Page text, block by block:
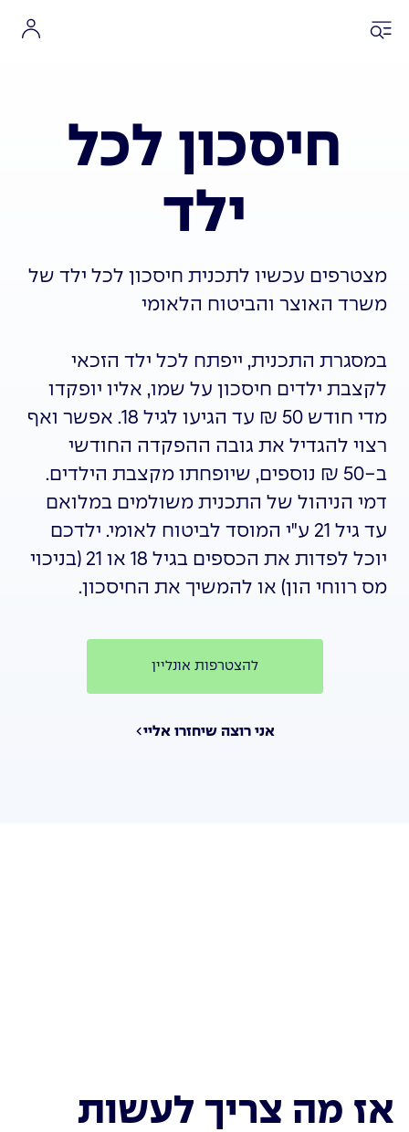
חיסכון לכל
ילד
מצטרפים עכשיו לתכנית חיסכון לכל ילד של
משרד האוצר והביטוח הלאומי
במסגרת התכנית, ייפתח לכל ילד הזכאי
לקצבת ילדים חיסכון על שמו, אליו יופקדו
מדי חודש 50 ₪ עד הגיעו לגיל 18. אפשר ואף
רצוי להגדיל את גובה ההפקדה החודשי
ב-50 ₪ נוספים, שיופחתו מקצבת הילדים.
דמי הניהול של התכנית משולמים במלואם
עד גיל 21 ע"י המוסד לביטוח לאומי. ילדכם
יוכל לפדות את הכספים בגיל 18 או 21 (בניכוי
מס רווחי הון) או להמשיך את החיסכון.
להצטרפות אונליין
אני רוצה שיחזרו אליי
אז מה צריך לעשות